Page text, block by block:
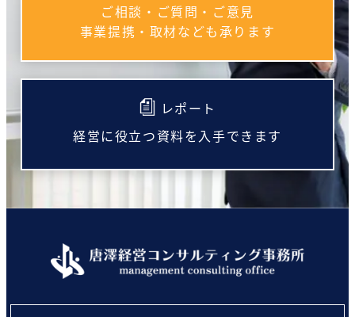
ご相談・ご質問・ご意見
事業提携・取材なども承ります
レポート
経営に役立つ資料を入手できます